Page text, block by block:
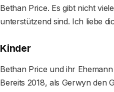
Bethan Price. Es gibt nicht
unterstützend sind. Ich liebe
Kinder
Bethan Price und ihr
Bereits 2018, als Gerwyn den